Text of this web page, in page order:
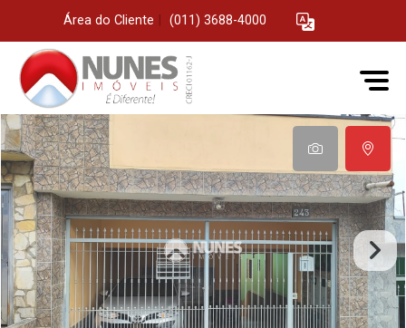
Área do Cliente (011) 3688-4000